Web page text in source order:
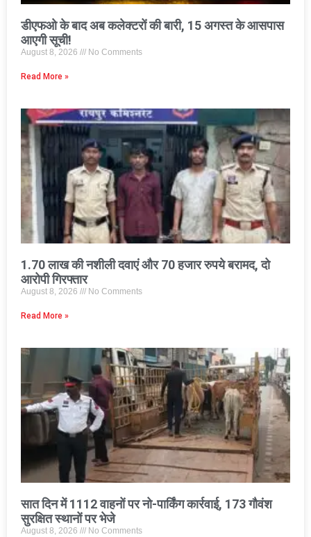
डीएफओ के बाद अब कलेक्टरों की बारी, 15 अगस्त के आसपास
आएगी सूची!
August 8, 2026 No Comments
Read More »
1.70 लाख की नशीली दवाएं और 70 हजार रुपये बरामद, दो
आरोपी गिरफ्तार
August 8, 2026 No Comments
Read More »
सात दिन में 1112 वाहनों पर नो-पार्किंग कार्रवाई, 173 गौवंश
सुरक्षित स्थानों पर भेजे
August 8, 2026 No Comments